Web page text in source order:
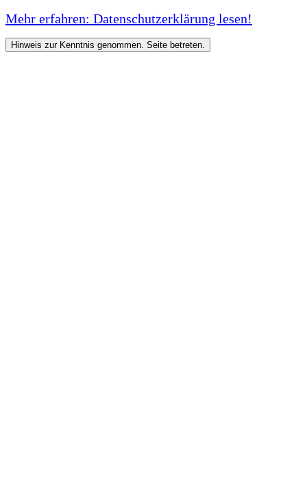
Mehr erfahren: Datenschutzerklärung lesen!
Hinweis zur Kenntnis genommen. Seite betreten.